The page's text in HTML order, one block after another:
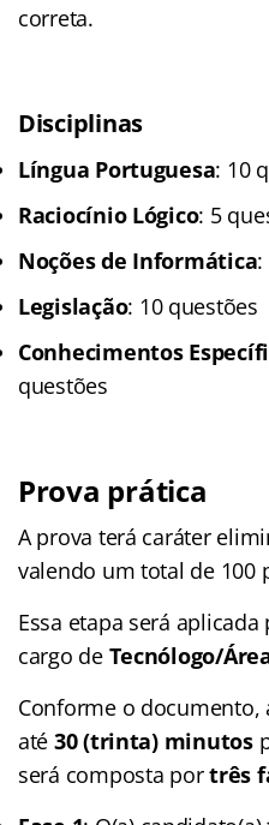
correta.
Disciplinas
Língua Portuguesa: 10
Raciocínio Lógico: 5
Noções de Informática:
Legislação: 10 questões
Conhecimentos
questões
Prova prática
A prova terá caráter
valendo um total de 100
Essa etapa será
cargo de Tecnólogo/
Conforme o documento,
até 30 (trinta) minutos
será composta portrês